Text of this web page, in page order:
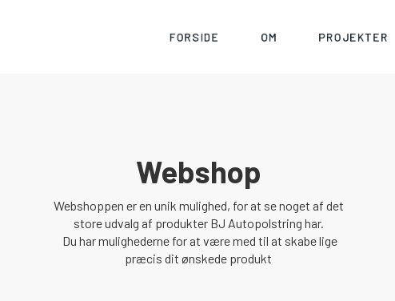
FORSIDE OM PROJEKTER
Webshop
Webshoppen er en unik mulighed, for at se noget af det
store udvalg af produkter BJ Autopolstring har.
Du har mulighederne for at være med til at skabe lige
præcis dit ønskede produkt